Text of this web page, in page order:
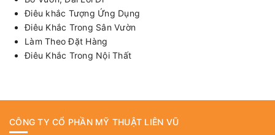
Điêu khắc Tượng Ứng Dụng
Điêu Khắc Trong Sân Vườn
Làm Theo Đặt Hàng
Điêu Khắc Trong Nội Thất
CÔNG TY CỔ PHẦN MỸ THUẬT LIÊN VŨ